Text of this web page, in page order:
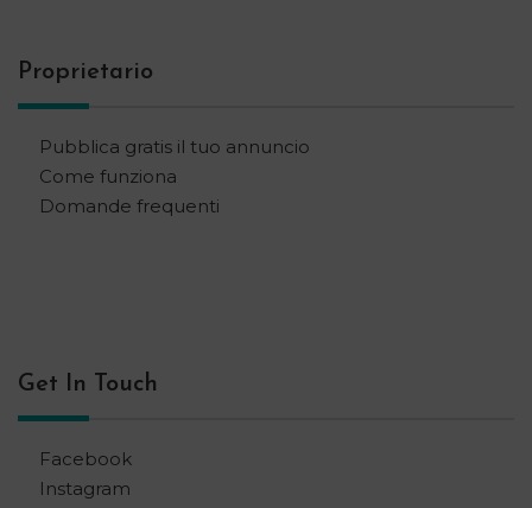
Proprietario
Pubblica gratis il tuo annuncio
Come funziona
Domande frequenti
Get In Touch
Facebook
Instagram